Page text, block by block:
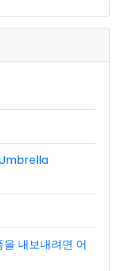
내보내려면 어